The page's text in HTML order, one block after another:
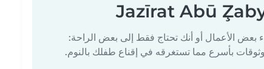
الأعمال أو أنك تحتاج فقط إلى بعض الراحة:
بأسرع مما تستغرقه في إقناع طفلك بالنوم.